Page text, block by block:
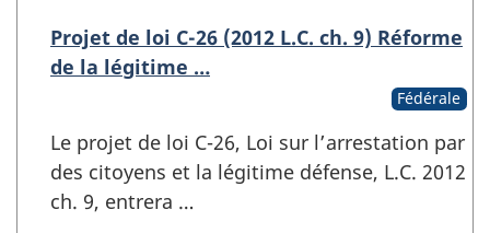
Projet de loi C-26 (2012 L.C. ch. 9) Réforme
de la légitime …
Fédérale
Le projet de loi C-26, Loi sur l’arrestation par
des citoyens et la légitime défense, L.C. 2012
ch. 9, entrera …